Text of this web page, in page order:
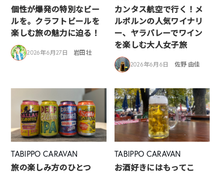
個性が爆発の特別なビー
ルを。クラフトビールを
楽しむ旅の魅力に迫る！
2026年6月27日 岩田壮
カンタス航空で行く！メ
ルボルンの人気ワイナリ
ー、ヤラバレーでワイン
を楽しむ大人女子旅
2026年6月6日 佐野 由佳
TABIPPO CARAVAN
旅の楽しみ方のひとつ
TABIPPO CARAVAN
お酒好きにはもってこ